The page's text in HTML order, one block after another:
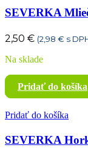
SEVERKA
2,50 € (2,98 € s
Na sklade
Pridať do košíka
Pridať do košíka
SEVERKA